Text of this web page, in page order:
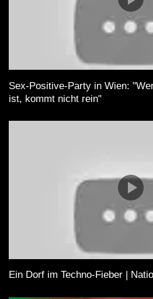
Sex-Positive-Party in Wien:
ist, kommt nicht rein"
Ein Dorf im Techno-Fieber |